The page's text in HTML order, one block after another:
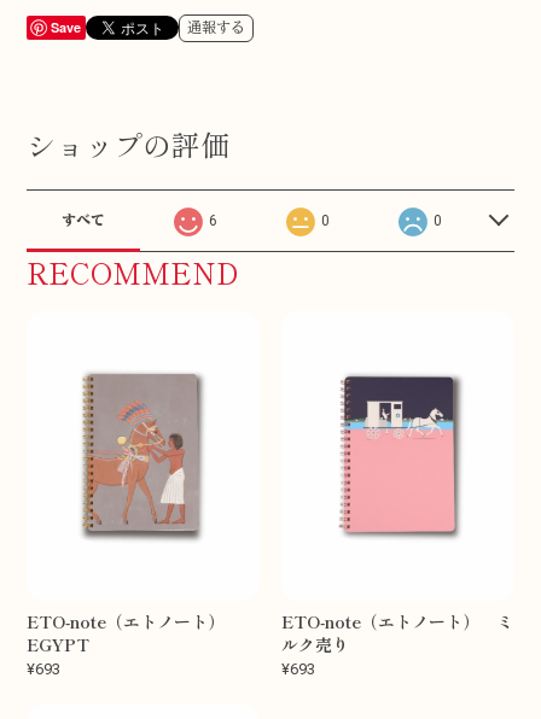
Save 通報する
ショップの評価
すべて 6 0 0
RECOMMEND
ETO-note（エトノート）
EGYPT
¥693
ETO-note（エトノート） ミ
ルク売り
¥693